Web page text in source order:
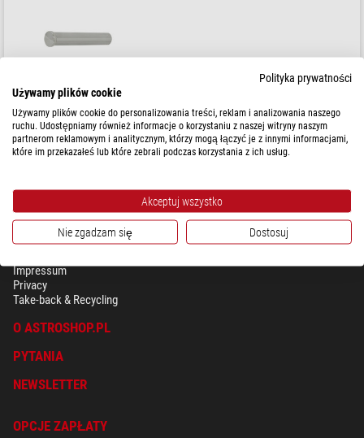
BEZPIECZEŃSTWO & OCHRONA DANYCH OSOBISTYCH
Impressum
Privacy
Take-back & Recycling
O ASTROSHOP.PL
PYTANIA
NEWSLETTER
OPCJE ZAPŁATY
Polityka prywatności
Używamy plików cookie
Używamy plików cookie do personalizowania treści, reklam i analizowania naszego
ruchu. Udostępniamy również informacje o korzystaniu z naszej witryny naszym
partnerom reklamowym i analitycznym, którzy mogą łączyć je z innymi informacjami,
które im przekazałeś lub które zebrali podczas korzystania z ich usług.
Akceptuj wszystko
Nie zgadzam się Dostosuj